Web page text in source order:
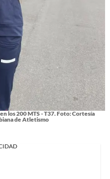
los 200 MTS - T37. Foto: Cortesía
de Atletismo